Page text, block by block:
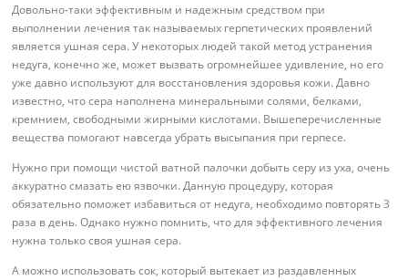
Довольно-таки эффективным и надежным средством при
выполнении лечения так называемых герпетических проявлений
является ушная сера. У некоторых людей такой метод устранения
недуга, конечно же, может вызвать огромнейшее удивление, но его
уже давно используют для восстановления здоровья кожи. Давно
известно, что сера наполнена минеральными солями, белками,
кремнием, свободными жирными кислотами. Вышеперечисленные
вещества помогают навсегда убрать высыпания при герпесе.
Нужно при помощи чистой ватной палочки добыть серу из уха, очень
аккуратно смазать ею язвочки. Данную процедуру, которая
обязательно поможет избавиться от недуга, необходимо повторять 3
раза в день. Однако нужно помнить, что для эффективного лечения
нужна только своя ушная сера.
А можно использовать сок, который вытекает из раздавленных